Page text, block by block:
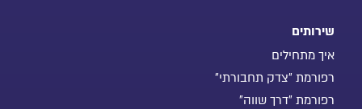
שירותים
איך מתחילים
רפורמת "צדק תחבורתי"
רפורמת "דרך שווה"